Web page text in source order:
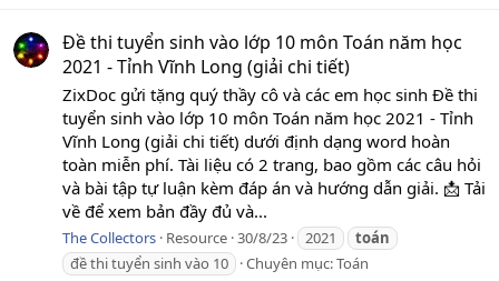
Đề thi tuyển sinh vào lớp 10 môn Toán năm học
2021 - Tỉnh Vĩnh Long (giải chi tiết)
ZixDoc gửi tặng quý thầy cô và các em học sinh Đề thi
tuyển sinh vào lớp 10 môn Toán năm học 2021 - Tỉnh
Vĩnh Long (giải chi tiết) dưới định dạng word hoàn
toàn miễn phí. Tài liệu có 2 trang, bao gồm các câu hỏi
và bài tập tự luận kèm đáp án và hướng dẫn giải. 📩 Tải
về để xem bản đầy đủ và...
The Collectors Resource 30/8/23 2021
toán
đề thi tuyển sinh vào 10
Chuyên mục:Toán